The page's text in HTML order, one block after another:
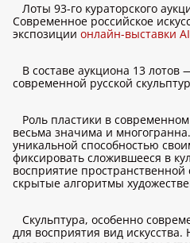
Лоты 93-го кураторского
Современное российское
экспозиции онлайн-выставки AI
В составе аукциона 13 лотов
современной русской
Роль пластики в
весьма значима и
уникальной способностью
фиксировать сложившееся в
восприятие
скрытые алгоритмы
Скульптура, особенно
для восприятия вид